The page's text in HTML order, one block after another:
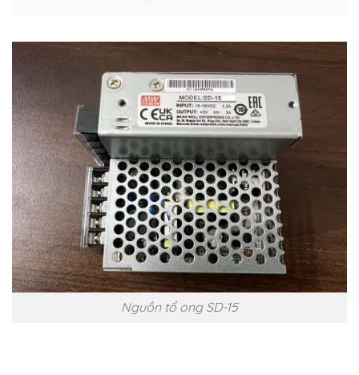
Nguồn tổ ong SD-15